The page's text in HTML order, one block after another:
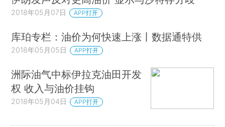
2018年05月07日 APP打开
库珀专栏：油价为何快速上涨丨数据通特供
2018年05月05日 APP打开
洲际油气中标伊拉克油田开发
权 收入与油价挂钩
2018年05月04日 APP打开